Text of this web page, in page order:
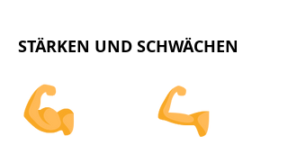
STÄRKEN UND SCHWÄCHEN